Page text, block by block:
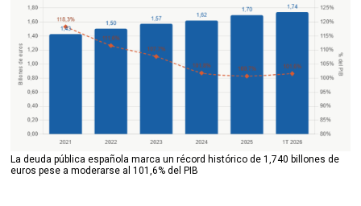
La deuda pública española marca un récord histórico de 1,740 billones de
euros pese a moderarse al 101,6% del PIB